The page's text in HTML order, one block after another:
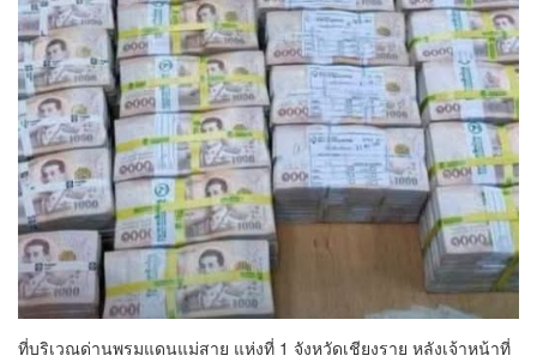
ที่บริเวณด่านพรมแดนแม่สาย แห่งที่ 1 จังหวัดเชียงราย หลังเจ้าหน้าที่